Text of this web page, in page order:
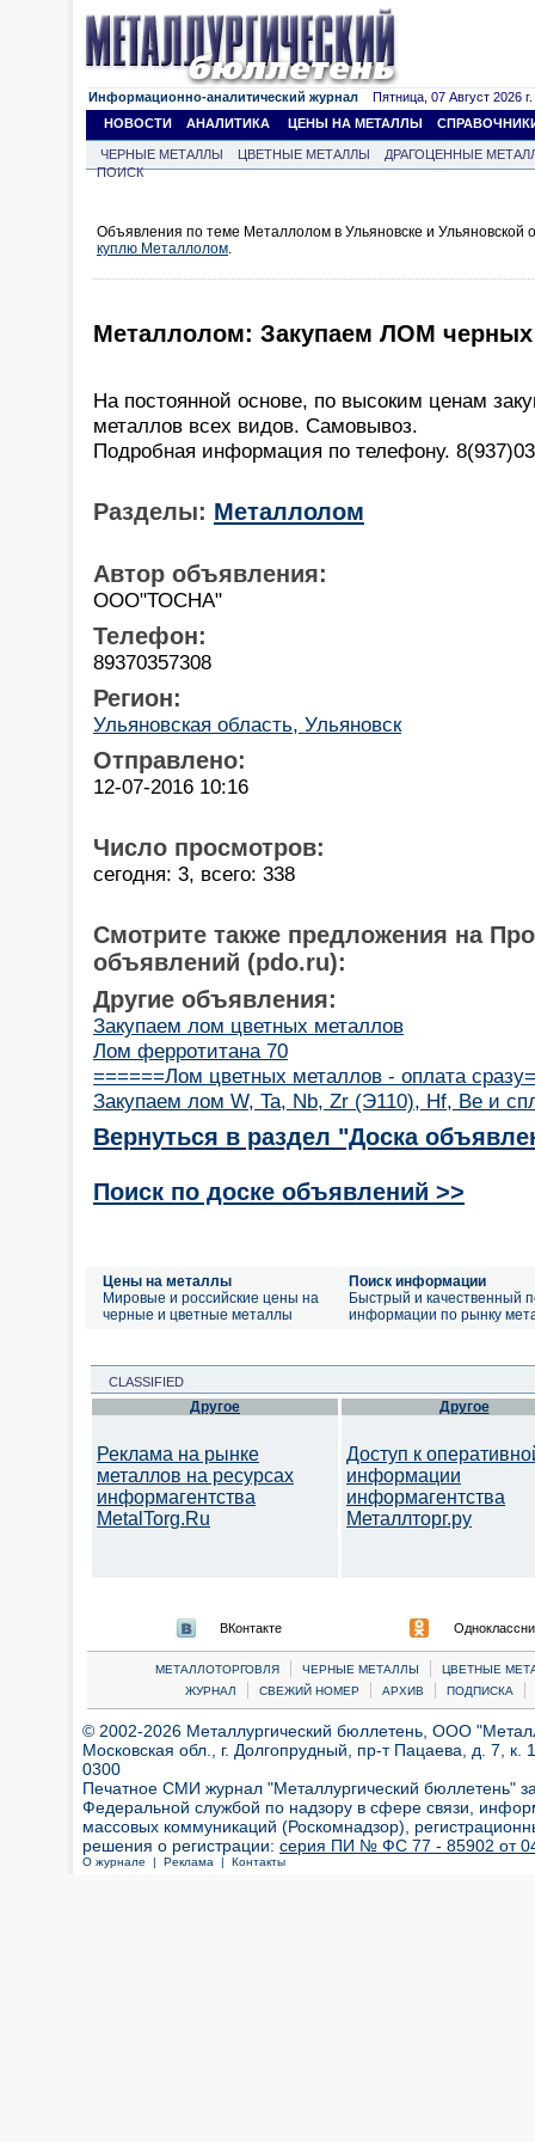
Информационно-аналитический журнал Пятница, 07 Август 2026 г.
НОВОСТИ
АНАЛИТИКА ЦЕНЫ НА МЕТАЛЛЫ
ЧЕРНЫЕ МЕТАЛЛЫ ЦВЕТНЫЕ МЕТАЛЛЫ
ДРАГОЦЕННЫЕ
ПОИСК
Объявления по теме Металлолом в Ульяновске и Ульяновской
куплю Металлолом.
Металлолом: Закупаем ЛОМ черных
На постоянной основе, по высоким ценам
металлов всех видов. Самовывоз.
Подробная информация по телефону.
Разделы: Металлолом
Автор объявления:
ООО"ТОСНА"
Телефон:
89370357308
Регион:
Ульяновская область, Ульяновск
Отправлено:
12-07-2016 10:16
Число просмотров:
сегодня: 3, всего: 338
Смотрите также предложения на
объявлений (pdo.ru):
Другие объявления:
Закупаем лом цветных металлов
Лом ферротитана 70
======Лом цветных металлов - оплата
Закупаем лом W, Ta, Nb, Zr (Э110), Hf, Be и
Вернуться в раздел "Доска
Поиск по доске объявлений >>
Цены на металлы
Мировые и российские цены на
черные и цветные металлы
Поиск информации
Быстрый и качественный
информации по рынку
CLASSIFIED
Другое
Реклама на рынке
металлов на ресурсах
информагентства
MetalTorg.Ru
Другое
Доступ к
информации
информагентства
Металлторг.ру
ВКонтакте
МЕТАЛЛОТОРГОВЛЯ | ЧЕРНЫЕ МЕТАЛЛЫ |
ЦВЕТНЫЕ
ЖУРНАЛ
| СВЕЖИЙ НОМЕР | АРХИВ | ПОДПИСКА |
© 2002-2026 Металлургический бюллетень, ООО
Московская обл., г. Долгопрудный, пр-т Пацаева, д. 7,
0300
Печатное СМИ журнал "Металлургический бюллетень"
Федеральной службой по надзору в сфере связи,
массовых коммуникаций (Роскомнадзор),
решения о регистрации: серия ПИ № ФС 77 - 85902 от 04
О журнале | Реклама | Контакты